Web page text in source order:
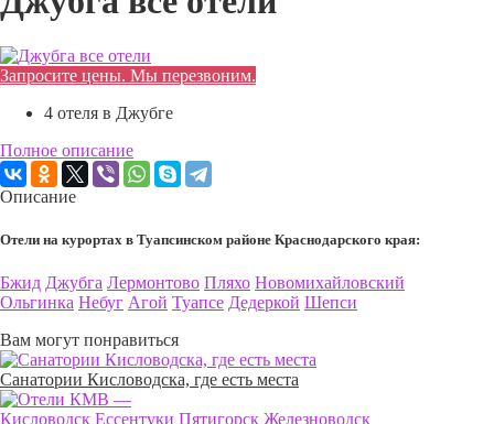
Запросите цены. Мы перезвоним.
4 отеля в Джубге
Полное описание
Описание
Отели на курортах в Туапсинском районе Краснодарского края:
Бжид Джубга Лермонтово Пляхо Новомихайловский
Ольгинка Небуг Агой Туапсе Дедеркой Шепси
Вам могут понравиться
Санатории Кисловодска, где есть места